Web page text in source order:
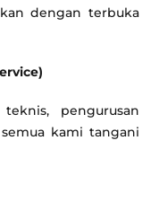
dengan terbuka
pengurusan
kami tangani